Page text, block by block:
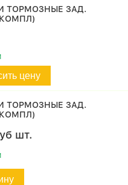
ТОРМОЗНЫЕ ЗАД.
цену
ТОРМОЗНЫЕ ЗАД.
шт.